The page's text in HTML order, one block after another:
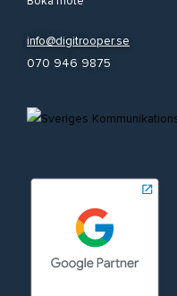
info@digitrooper.se
070 946 9875